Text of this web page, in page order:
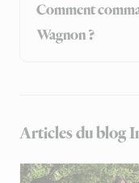
Comment
Wagnon ?
Articles du blog